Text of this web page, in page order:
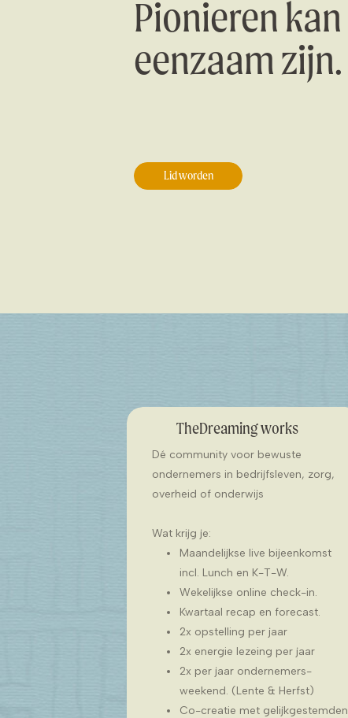
Pionieren kan
eenzaam zijn.
Lid worden
Dé community voor bewuste
ondernemers in bedrijfsleven, zorg,
overheid of onderwijs
Wat krijg je:
Maandelijkse live bijeenkomst
incl. Lunch en K-T-W.
Wekelijkse online check-in.
Kwartaal recap en forecast.
2x opstelling per jaar
2x energie lezeing per jaar
2x per jaar ondernemers-
weekend. (Lente & Herfst)
Co-creatie met gelijkgestemden
TheDreaming works